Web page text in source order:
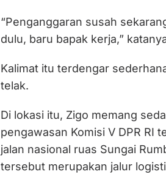
“Penganggaran susah
dulu, baru bapak kerja,”
Kalimat itu terdengar
telak.
Di lokasi itu, Zigo memang
pengawasan Komisi V DPR RI
jalan nasional ruas Sungai
tersebut merupakan jalur